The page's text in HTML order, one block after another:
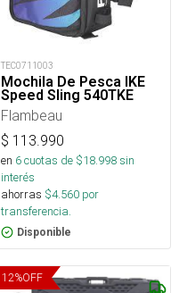
TEC0711003
Mochila De Pesca IKE
Speed Sling 540TKE
Flambeau
$ 113.990
en 6cuotas de $18.998sin
interés
ahorras $4.560 por
transferencia.
Disponible
12%OFF